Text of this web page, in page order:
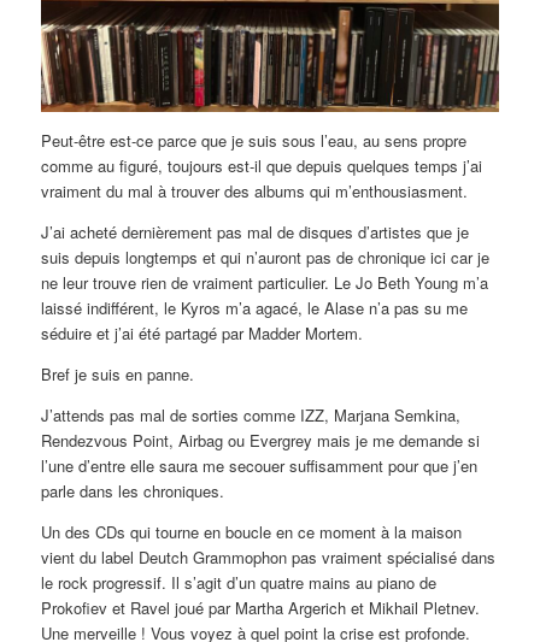
Peut-être est-ce parce que je suis sous l’eau, au sens propre
comme au figuré, toujours est-il que depuis quelques temps j’ai
vraiment du mal à trouver des albums qui m’enthousiasment.
J’ai acheté dernièrement pas mal de disques d’artistes que je
suis depuis longtemps et qui n’auront pas de chronique ici car je
ne leur trouve rien de vraiment particulier. Le Jo Beth Young m’a
laissé indifférent, le Kyros m’a agacé, le Alase n’a pas su me
séduire et j’ai été partagé par Madder Mortem.
Bref je suis en panne.
J’attends pas mal de sorties comme IZZ, Marjana Semkina,
Rendezvous Point, Airbag ou Evergrey mais je me demande si
l’une d’entre elle saura me secouer suffisamment pour que j’en
parle dans les chroniques.
Un des CDs qui tourne en boucle en ce moment à la maison
vient du label Deutch Grammophon pas vraiment spécialisé dans
le rock progressif. Il s’agit d’un quatre mains au piano de
Prokofiev et Ravel joué par Martha Argerich et Mikhail Pletnev.
Une merveille ! Vous voyez à quel point la crise est profonde.